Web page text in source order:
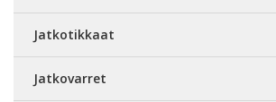
Jatkotikkaat
Jatkovarret